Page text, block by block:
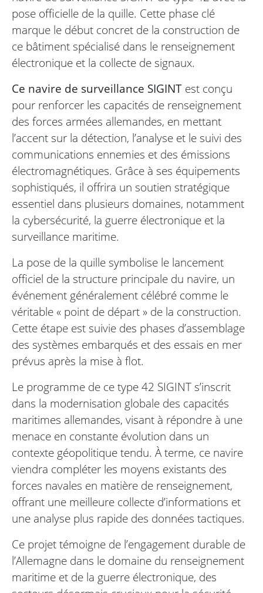
pose officielle de la quille. Cette phase clé
marque le début concret de la construction de
ce bâtiment spécialisé dans le renseignement
électronique et la collecte de signaux.
Ce navire de surveillance SIGINT est conçu
pour renforcer les capacités de renseignement
des forces armées allemandes, en mettant
l’accent sur la détection, l’analyse et le suivi des
communications ennemies et des émissions
électromagnétiques. Grâce à ses équipements
sophistiqués, il offrira un soutien stratégique
essentiel dans plusieurs domaines, notamment
la cybersécurité, la guerre électronique et la
surveillance maritime.
La pose de la quille symbolise le lancement
officiel de la structure principale du navire, un
événement généralement célébré comme le
véritable « point de départ » de la construction.
Cette étape est suivie des phases d’assemblage
des systèmes embarqués et des essais en mer
prévus après la mise à flot.
Le programme de ce type 42 SIGINT s’inscrit
dans la modernisation globale des capacités
maritimes allemandes, visant à répondre à une
menace en constante évolution dans un
contexte géopolitique tendu. À terme, ce navire
viendra compléter les moyens existants des
forces navales en matière de renseignement,
offrant une meilleure collecte d’informations et
une analyse plus rapide des données tactiques.
Ce projet témoigne de l’engagement durable de
l’Allemagne dans le domaine du renseignement
maritime et de la guerre électronique, des